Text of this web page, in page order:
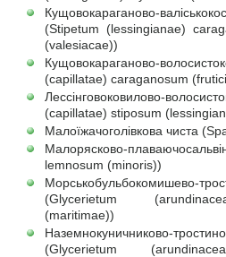
Кущовокараганово-
(Stipetum (lessingianae)
(valesiacae))
Кущовокараганово-
(capillatae) caraganosum
Лессінговоковилово-
(capillatae) stiposum
Малоїжачоголівкова чиста
Малорясково-
lemnosum (minoris))
Морськобульбокомишево-
(Glycerietum
(maritimae))
Наземнокуничниково-
(Glycerietum